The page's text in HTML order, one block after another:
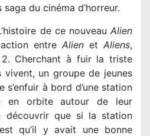
saga du cinéma d’horreur.
de ce nouveau Alien
entre Alien et Aliens,
Cherchant à fuir la triste
vivent, un groupe de jeunes
s’enfuir à bord d’une station
en orbite autour de leur
découvrir que si la station
qu’il y avait une bonne